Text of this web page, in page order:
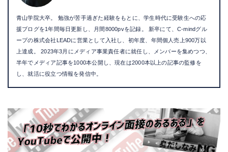
青山学院大卒。 勉強が苦手過ぎた経験をもとに、学生時代に受験生への応
援ブログを1年間毎日更新し、月間8000pvを記録。 新卒にて、C-mindグル
ープの株式会社LEADに営業として入社し、初年度、年間個人売上900万以
上達成。 2023年3月にメディア事業責任者に就任し、メンバーを集めつつ、
半年でメディア記事を1000本公開し、現在は2000本以上の記事の監修を
し、就活に役立つ情報を発信中。